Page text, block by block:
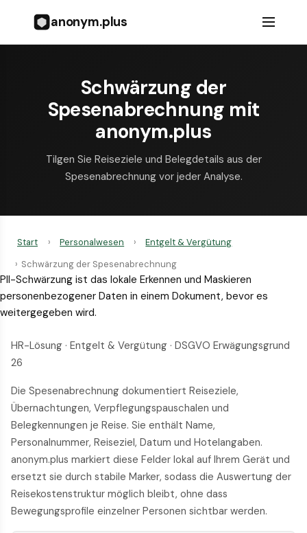
anonym.plus
Schwärzung der
Spesenabrechnung mit
anonym.plus
Tilgen Sie Reiseziele und Belegdetails aus der
Spesenabrechnung vor jeder Analyse.
Start › Personalwesen ›
Entgelt & Vergütung
› Schwärzung der Spesenabrechnung
PII-Schwärzung ist das lokale Erkennen und Maskieren
personenbezogener Daten in einem Dokument, bevor es
weitergegeben wird.
HR-Lösung · Entgelt & Vergütung · DSGVO Erwägungsgrund
26
Die Spesenabrechnung dokumentiert Reiseziele,
Übernachtungen, Verpflegungspauschalen und
Belegkennungen je Reise. Sie enthält Name,
Personalnummer, Reiseziel, Datum und Hotelangaben.
anonym.plus markiert diese Felder lokal auf Ihrem Gerät und
ersetzt sie durch stabile Marker, sodass die Auswertung der
Reisekostenstruktur möglich bleibt, ohne dass
Bewegungsprofile einzelner Personen sichtbar werden.